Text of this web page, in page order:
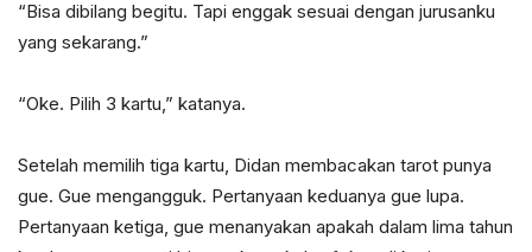
“Bisa dibilang begitu. Tapi enggak sesuai dengan jurusanku
yang sekarang.”
“Oke. Pilih 3 kartu,” katanya.
Setelah memilih tiga kartu, Didan membacakan tarot punya
gue. Gue mengangguk. Pertanyaan keduanya gue lupa.
Pertanyaan ketiga, gue menanyakan apakah dalam lima tahun